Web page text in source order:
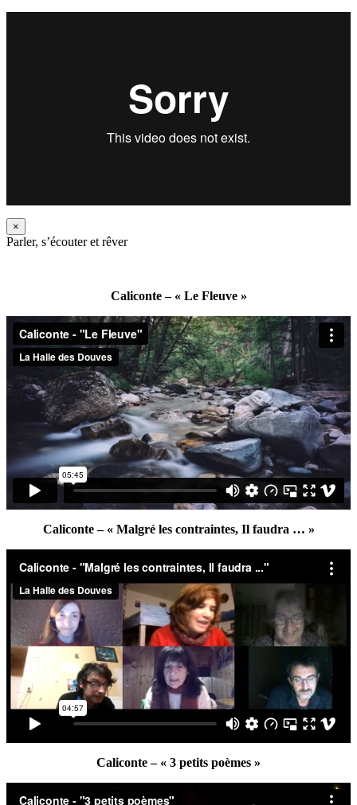
×
Parler, s’écouter et rêver
Caliconte – « Le Fleuve »
Caliconte – « Malgré les contraintes, Il faudra … »
Caliconte – « 3 petits poèmes »